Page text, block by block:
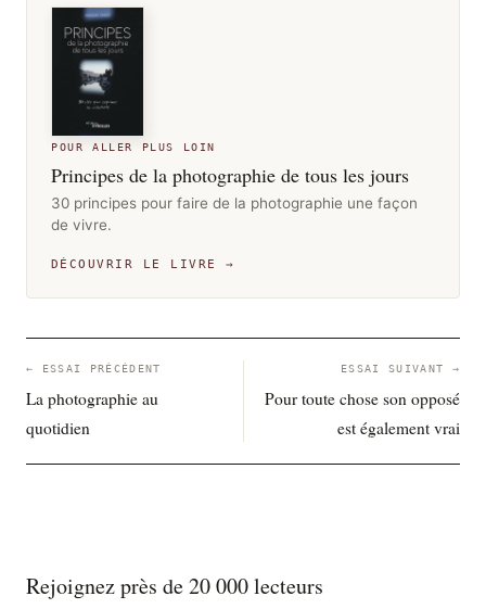
POUR ALLER PLUS LOIN
Principes de la photographie de tous les jours
30 principes pour faire de la photographie une façon
de vivre.
DÉCOUVRIR LE LIVRE →
← ESSAI PRÉCÉDENT
La photographie au
quotidien
ESSAI SUIVANT →
Pour toute chose son opposé
est également vrai
Rejoignez près de 20 000 lecteurs